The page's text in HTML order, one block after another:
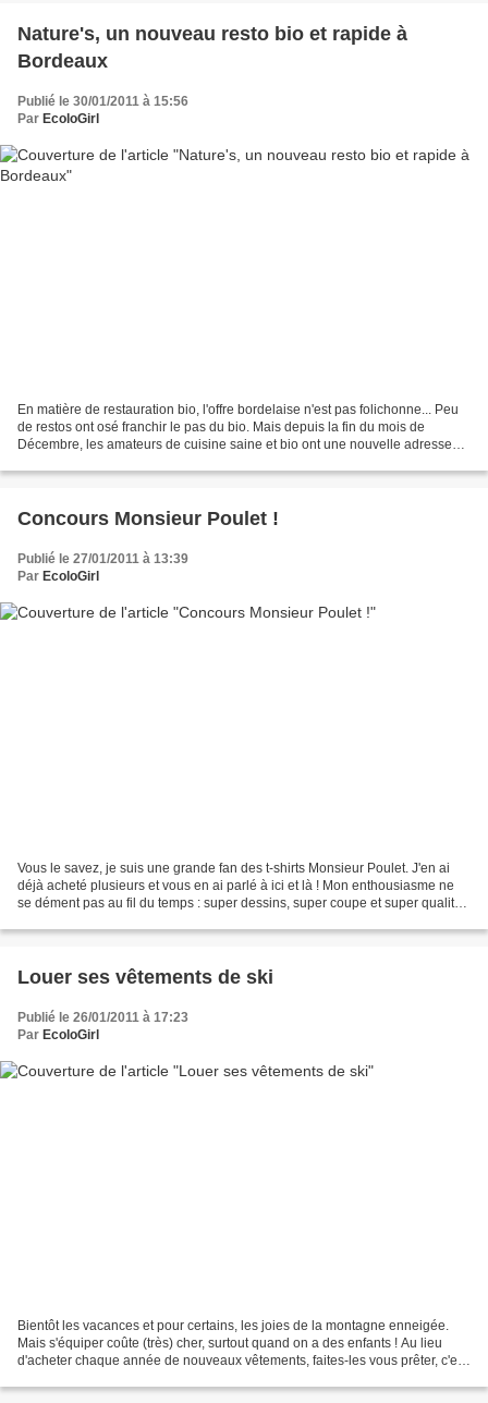
Nature's, un nouveau resto bio et rapide à
Bordeaux
Publié le 30/01/2011 à 15:56
Par EcoloGirl
En matière de restauration bio, l'offre bordelaise n'est pas folichonne... Peu
de restos ont osé franchir le pas du bio. Mais depuis la fin du mois de
Décembre, les amateurs de cuisine saine et bio ont une nouvelle adresse
Concours Monsieur Poulet !
Publié le 27/01/2011 à 13:39
Par EcoloGirl
Vous le savez, je suis une grande fan des t-shirts Monsieur Poulet. J'en ai
déjà acheté plusieurs et vous en ai parlé à ici et là ! Mon enthousiasme ne
se dément pas au fil du temps : super dessins, super coupe et super qualité !
Louer ses vêtements de ski
Publié le 26/01/2011 à 17:23
Par EcoloGirl
Bientôt les vacances et pour certains, les joies de la montagne enneigée.
Mais s'équiper coûte (très) cher, surtout quand on a des enfants ! Au lieu
d'acheter chaque année de nouveaux vêtements, faites-les vous prêter, c'est